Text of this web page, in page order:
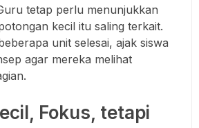
tetap perlu menunjukkan
kecil itu saling terkait.
unit selesai, ajak siswa
agar mereka melihat
Fokus, tetapi